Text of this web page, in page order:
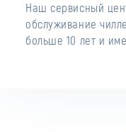
Наш сервисный
обслуживание
больше 10 лет и